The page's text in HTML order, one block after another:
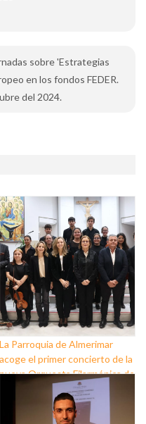
sobre 'Estrategias
en los fondos FEDER.
del 2024.
La Parroquia de Almerimar
acoge el primer concierto de la
nueva Orquesta Filarmónica de